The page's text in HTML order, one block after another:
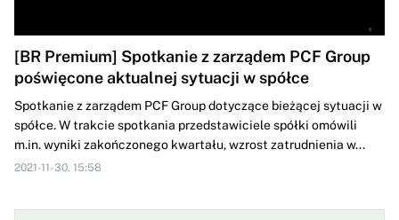
[BR Premium] Spotkanie z zarządem PCF Group
poświęcone aktualnej sytuacji w spółce
Spotkanie z zarządem PCF Group dotyczące bieżącej sytuacji w
spółce. W trakcie spotkania przedstawiciele spółki omówili
m.in. wyniki zakończonego kwartału, wzrost zatrudnienia w...
2021-11-30, 15:58